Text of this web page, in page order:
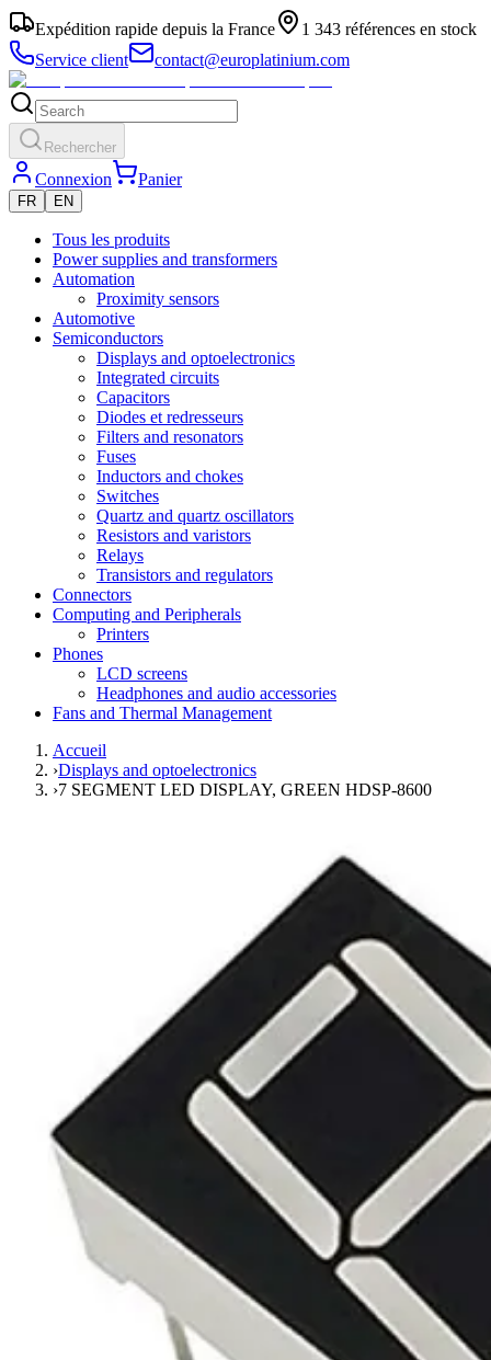
Expédition rapide depuis la France
1 343 références en stock
Service client
contact@europlatinium.com
Rechercher
Connexion Panier
FR EN
Tous les produits
Power supplies and transformers
Automation
Proximity sensors
Automotive
Semiconductors
Displays and optoelectronics
Integrated circuits
Capacitors
Diodes et redresseurs
Filters and resonators
Fuses
Inductors and chokes
Switches
Quartz and quartz oscillators
Resistors and varistors
Relays
Transistors and regulators
Connectors
Computing and Peripherals
Printers
Phones
LCD screens
Headphones and audio accessories
Fans and Thermal Management
Accueil
›Displays and optoelectronics
›7 SEGMENT LED DISPLAY, GREEN HDSP-8600